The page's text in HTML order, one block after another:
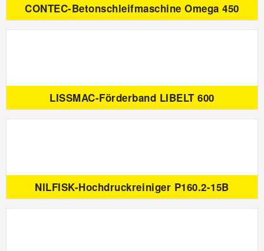
CONTEC-Betonschleifmaschine Omega 450
LISSMAC-Förderband LIBELT 600
NILFISK-Hochdruckreiniger P160.2-15B